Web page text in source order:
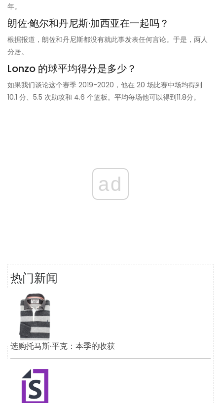
年。
朗佐·鲍尔和丹尼斯·加西亚在一起吗？
根据报道，朗佐和丹尼斯都没有就此事发表任何言论。于是，两人
分居。
Lonzo 的球平均得分是多少？
如果我们谈论这个赛季 2019-2020，他在 20 场比赛中场均得到
10.1 分、5.5 次助攻和 4.6 个篮板。平均每场他可以得到11.8分。
ad
热门新闻
选购托马斯·平克：本季的收获